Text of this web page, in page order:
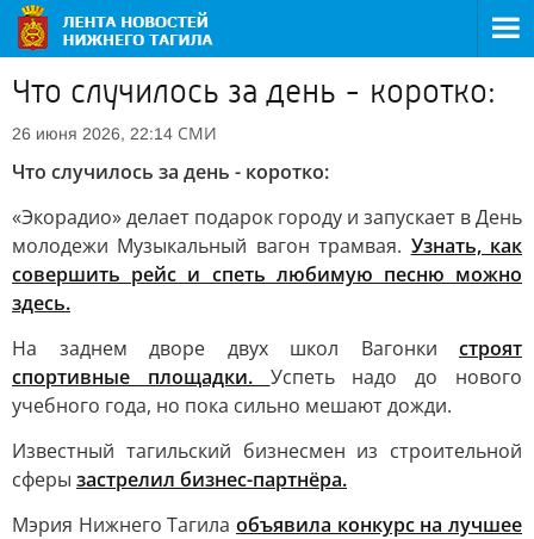
Что случилось за день - коротко:
26 июня 2026, 22:14 СМИ
Что случилось за день - коротко:
«Экорадио» делает подарок городу и запускает в День
молодежи Музыкальный вагон трамвая. Узнать, как
совершить рейс и спеть любимую песню можно
здесь.
На заднем дворе двух школ Вагонки строят
спортивные площадки. Успеть надо до нового
учебного года, но пока сильно мешают дожди.
Известный тагильский бизнесмен из строительной
сферы застрелил бизнес-партнёра.
Мэрия Нижнего Тагила объявила конкурс на лучшее